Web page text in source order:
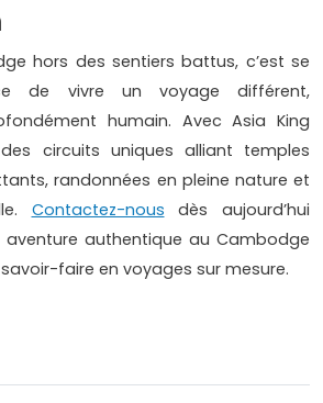
hors des sentiers battus, c’est se
de vivre un voyage différent,
humain. Avec Asia King
circuits uniques alliant temples
randonnées en pleine nature et
Contactez-nous dès aujourd’hui
authentique au Cambodge
faire en voyages sur mesure.